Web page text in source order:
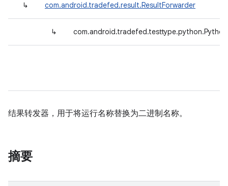
↳ com.android.tradefed.result.ResultForwarder
↳
结果转发器，用于将运行名称替换为二进制名称。
摘要